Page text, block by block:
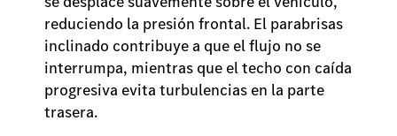
reduciendo la presión frontal. El parabrisas
inclinado contribuye a que el flujo no se
interrumpa, mientras que el techo con caída
progresiva evita turbulencias en la parte
trasera.